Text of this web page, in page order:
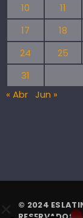
10
11
17
18
24
25
31
« Abr Jun »
© 2024